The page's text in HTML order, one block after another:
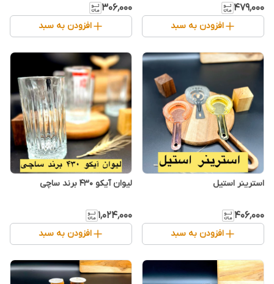
۴۷۹٬۰۰۰
افزودن به سبد
۳۰۶٬۰۰۰
افزودن به سبد
استرینر استیل
۴۰۶٬۰۰۰
افزودن به سبد
۱٬۰۲۴٬۰۰۰
افزودن به سبد